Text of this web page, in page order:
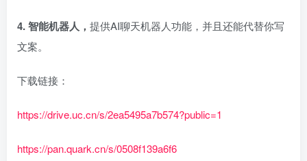
4. 智能机器人， 提供AI聊天机器人功能，并且还能代替你写
文案。
下载链接：
https://drive.uc.cn/s/2ea5495a7b574?public=1
https://pan.quark.cn/s/0508f139a6f6